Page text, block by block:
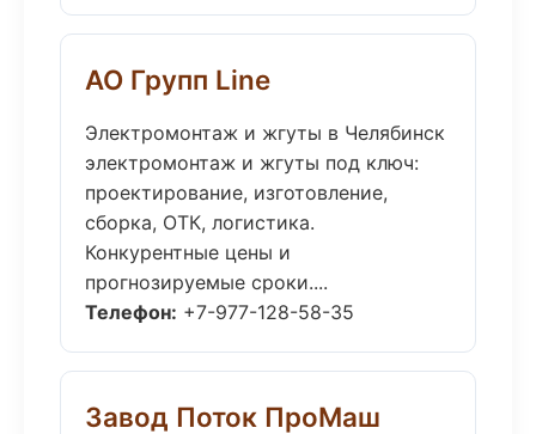
АО Групп Line
Электромонтаж и жгуты в Челябинск
электромонтаж и жгуты под ключ:
проектирование, изготовление,
сборка, ОТК, логистика.
Конкурентные цены и
прогнозируемые сроки....
Телефон: +7-977-128-58-35
Завод Поток ПроМаш